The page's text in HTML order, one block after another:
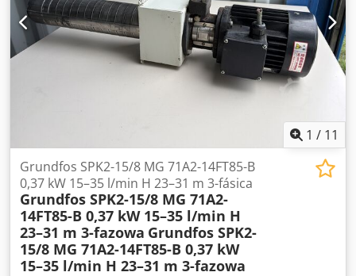
1 / 11
Grundfos SPK2-15/8 MG 71A2-14FT85-B
0,37 kW 15–35 l/min H 23–31 m 3-fásica
Grundfos SPK2-15/8 MG 71A2-
14FT85-B 0,37 kW 15–35 l/min H
23–31 m 3-fazowa Grundfos SPK2-
15/8 MG 71A2-14FT85-B 0,37 kW
15–35 l/min H 23–31 m 3-fazowa